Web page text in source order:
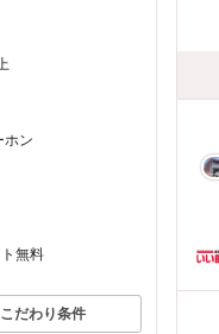
ホン
無料
だわり条件